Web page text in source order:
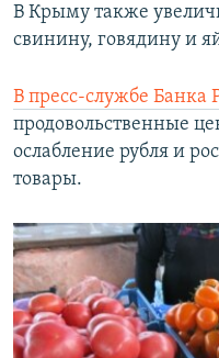
В Крыму также
свинину, говядину и
В пресс-службе Банка
продовольственные
ослабление рубля и
товары.